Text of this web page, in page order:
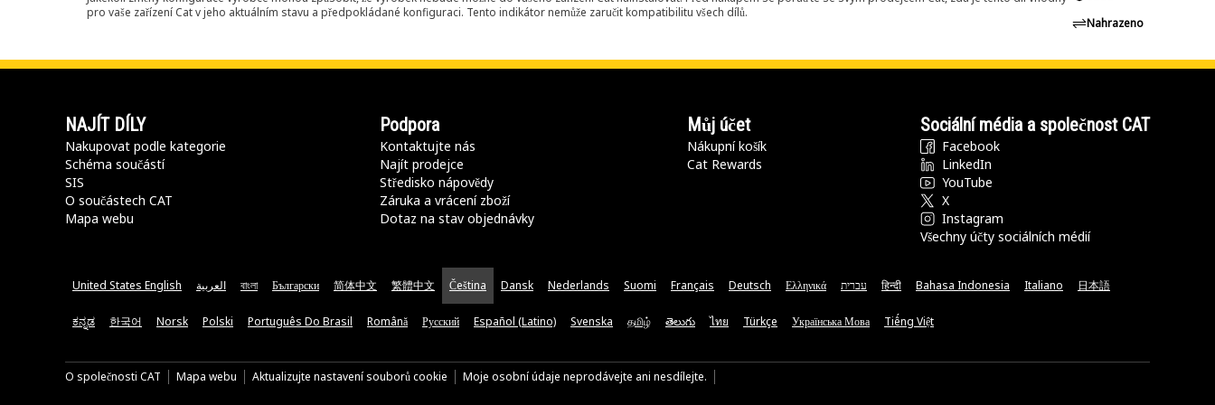
pro vaše zařízení Cat v jeho aktuálním stavu a předpokládané konfiguraci. Tento indikátor nemůže zaručit kompatibilitu všech dílů.
Nahrazeno
NAJÍT DÍLY
Nakupovat podle kategorie
Schéma součástí
SIS
O součástech CAT
Mapa webu
Podpora
Kontaktujte nás
Najít prodejce
Středisko nápovědy
Záruka a vrácení zboží
Dotaz na stav objednávky
Můj účet
Nákupní košík
Cat Rewards
Sociální média a společnost CAT
Facebook
LinkedIn
YouTube
X
Instagram
Všechny účty sociálních médií
United States English العربية বাংলা Български 简体中文 繁體中文 Čeština Dansk Nederlands Suomi Français Deutsch Ελληνικά עברית हिन्दी Bahasa Indonesia Italiano 日本語
ಕನ್ನಡ 한국어 Norsk Polski Português Do Brasil Română Русский Español (Latino) Svenska தமிழ் తెలుగు ไทย Türkçe Українська Мова Tiếng Việt
O společnosti CAT Mapa webu Aktualizujte nastavení souborů cookie Moje osobní údaje neprodávejte ani nesdílejte.